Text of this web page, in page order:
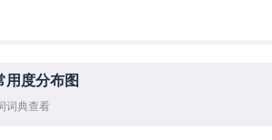
用度分布图
词典查看